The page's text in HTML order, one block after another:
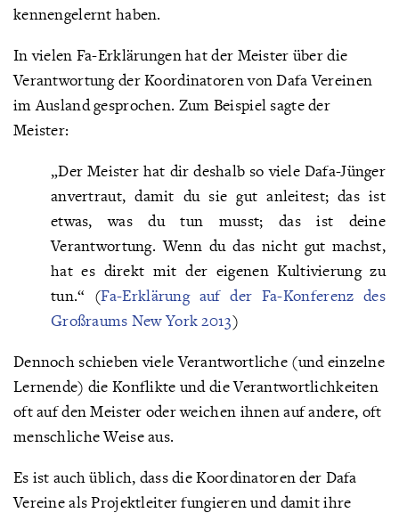
kennengelernt haben.
In vielen Fa-Erklärungen hat der Meister über die
Verantwortung der Koordinatoren von Dafa Vereinen
im Ausland gesprochen. Zum Beispiel sagte der
Meister:
„Der Meister hat dir deshalb so viele Dafa-Jünger
anvertraut, damit du sie gut anleitest; das ist
etwas, was du tun musst; das ist deine
Verantwortung. Wenn du das nicht gut machst,
hat es direkt mit der eigenen Kultivierung zu
tun.“ (Fa-Erklärung auf der Fa-Konferenz des
Großraums New York 2013)
Dennoch schieben viele Verantwortliche (und einzelne
Lernende) die Konflikte und die Verantwortlichkeiten
oft auf den Meister oder weichen ihnen auf andere, oft
menschliche Weise aus.
Es ist auch üblich, dass die Koordinatoren der Dafa
Vereine als Projektleiter fungieren und damit ihre